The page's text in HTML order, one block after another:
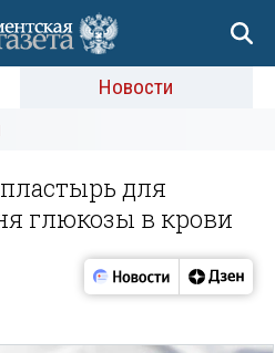
Новости
для
глюкозы в крови